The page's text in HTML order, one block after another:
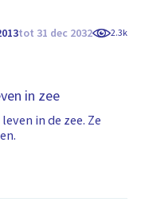
tot 31 dec 2032 2.3k
in zee
in de zee. Ze